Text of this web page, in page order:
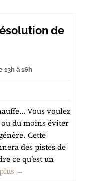
de
13h à 16h
Vous voulez
du moins éviter
Cette
des pistes de
ce qu’est un
→